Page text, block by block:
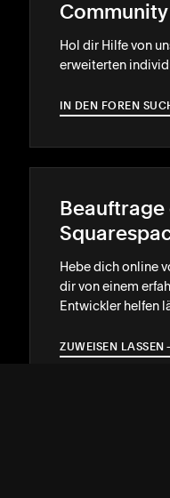
Community
Hol dir Hilfe von
erweiterten
IN DEN FOREN
Beauftrage
Hebe dich online
dir von einem
Entwickler helfen
ZUWEISEN LASSEN
→